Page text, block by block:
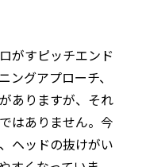
がすピッチエンド
ングアプローチ、
ありますが、それ
はありません。今
ヘッドの抜けがい